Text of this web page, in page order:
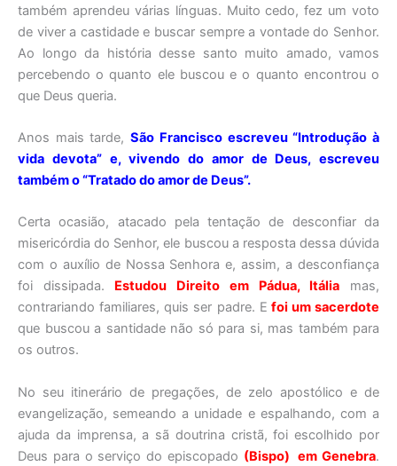
também aprendeu várias línguas. Muito cedo, fez um voto
de viver a castidade e buscar sempre a vontade do Senhor.
Ao longo da história desse santo muito amado, vamos
percebendo o quanto ele buscou e o quanto encontrou o
que Deus queria.
Anos mais tarde,São Francisco escreveu “Introdução à
vida devota” e, vivendo do amor de Deus, escreveu
também o “Tratado do amor de Deus”.
Certa ocasião, atacado pela tentação de desconfiar da
misericórdia do Senhor, ele buscou a resposta dessa dúvida
com o auxílio de Nossa Senhora e, assim, a desconfiança
foi dissipada. Estudou Direito em Pádua, Itália mas,
contrariando familiares, quis ser padre. E foi um sacerdote
que buscou a santidade não só para si, mas também para
os outros.
No seu itinerário de pregações, de zelo apostólico e de
evangelização, semeando a unidade e espalhando, com a
ajuda da imprensa, a sã doutrina cristã, foi escolhido por
Deus para o serviço do episcopado (Bispo) em Genebra.